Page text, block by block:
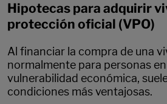
Hipotecas para adquirir
protección oficial (VPO)
Al financiar la compra de una
normalmente para personas
vulnerabilidad económica,
condiciones más ventajosas.